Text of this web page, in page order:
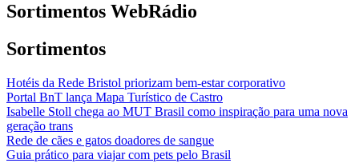
Sortimentos WebRádio
Sortimentos
Hotéis da Rede Bristol priorizam bem-estar corporativo
Portal BnT lança Mapa Turístico de Castro
Isabelle Stoll chega ao MUT Brasil como inspiração para uma nova
geração trans
Rede de cães e gatos doadores de sangue
Guia prático para viajar com pets pelo Brasil